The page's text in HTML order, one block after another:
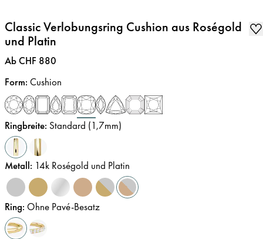
Classic Verlobungsring Cushion aus Roségold
und Platin
Preis:
Ab CHF 880
Form: Cushion
Ringbreite: Standard (1,7mm)
Metall: 14k Roségold und Platin
Ring: Ohne Pavé-Besatz